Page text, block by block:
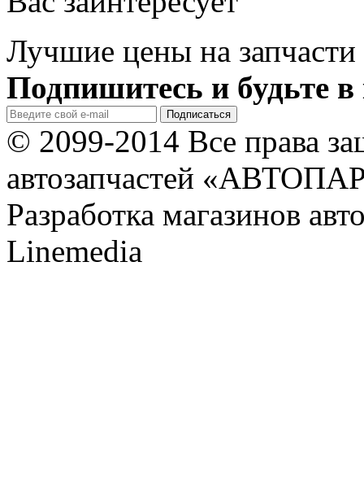
Лучшие цены на запчасти
Подпишитесь и будьте в
© 2099-2014 Все права
автозапчастей
Разработка магазинов
Linemedia